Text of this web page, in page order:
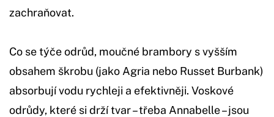
zachraňovat.
Co se týče odrůd, moučné brambory s vyšším
obsahem škrobu (jako Agria nebo Russet Burbank)
absorbují vodu rychleji a efektivněji. Voskové
odrůdy, které si drží tvar – třeba Annabelle – jsou